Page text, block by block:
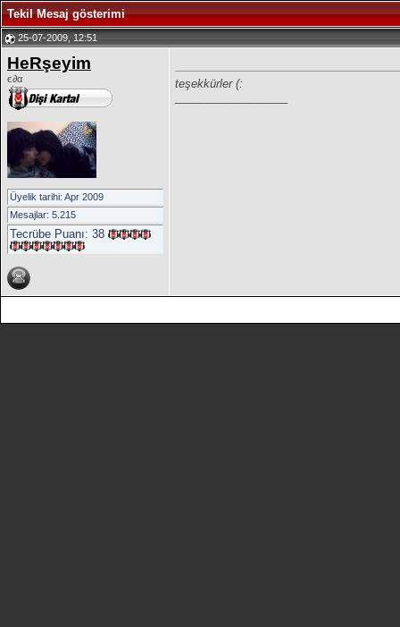
Tekil Mesaj gösterimi
25-07-2009, 12:51
HeRşeyim
є∂α
Üyelik tarihi: Apr 2009
Mesajlar: 5.215
Tecrübe Puanı: 38
teşekkürler (: